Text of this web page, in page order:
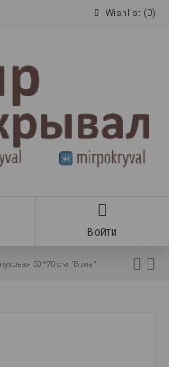
Wishlist (0)
Войти
50*70 см "Бриз"